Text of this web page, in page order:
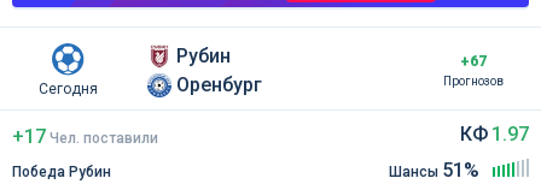
Сегодня
Рубин
Оренбург
+67
Прогнозов
+17 Чел поставили
Победа Рубин
КФ 1.97
Шансы 51%